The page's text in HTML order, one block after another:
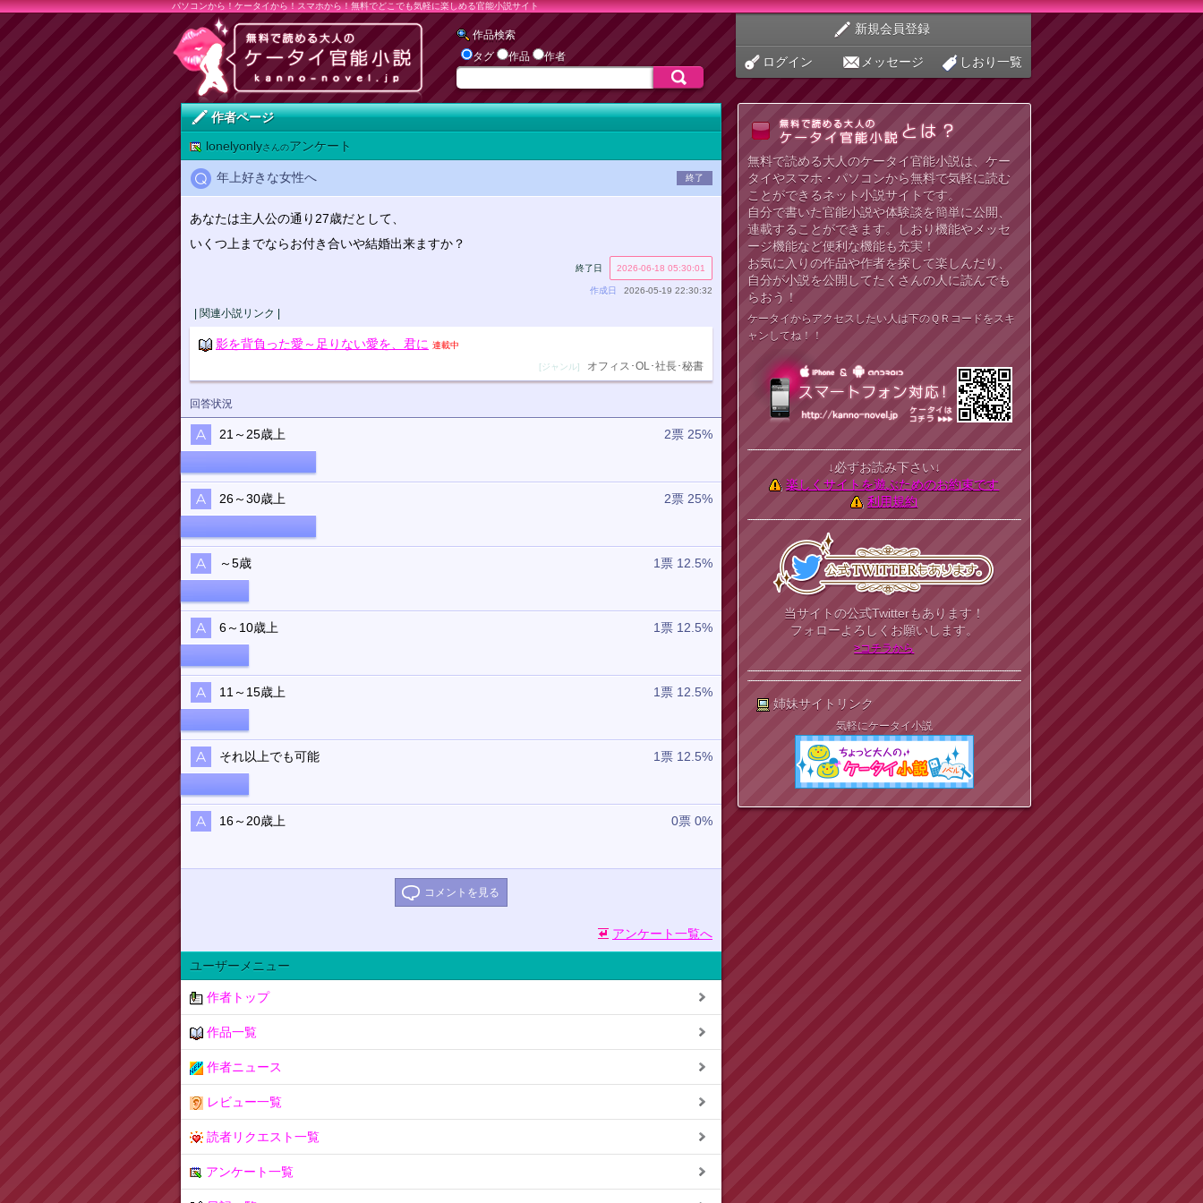
パソコンから！ケータイから！スマホから！無料でどこでも気軽に楽しめる官能小説サイト
作品検索
タグ
作品 作者
新規会員登録
ログイン メッセージ しおり一覧
作者ページ
lonelyonlyさんのアンケート
年上好きな女性へ 終了
あなたは主人公の通り27歳だとして、
いくつ上までならお付き合いや結婚出来ますか？
終了日 2026-06-18 05:30:01
作成日 2026-05-19 22:30:32
| 関連小説リンク |
影を背負った愛～足りない愛を、君に 連載中
[ジャンル] オフィス･OL･社長･秘書
回答状況
21～25歳上 2票 25%
26～30歳上 2票 25%
～5歳 1票 12.5%
6～10歳上 1票 12.5%
11～15歳上 1票 12.5%
それ以上でも可能 1票 12.5%
16～20歳上 0票 0%
コメントを見る
アンケート一覧へ
ユーザーメニュー
作者トップ
作品一覧
作者ニュース
レビュー一覧
読者リクエスト一覧
アンケート一覧
無料で読める大人のケータイ官能小説は、ケー
タイやスマホ・パソコンから無料で気軽に読む
ことができるネット小説サイトです。
自分で書いた官能小説や体験談を簡単に公開、
連載することができます。しおり機能やメッセ
ージ機能など便利な機能も充実！
お気に入りの作品や作者を探して楽しんだり、
自分が小説を公開してたくさんの人に読んでも
らおう！
ケータイからアクセスしたい人は下のＱＲコードをスキ
ャンしてね！！
↓必ずお読み下さい↓
楽しくサイトを遊ぶためのお約束です
利用規約
当サイトの公式Twitterもあります！
フォローよろしくお願いします。
>コチラから
姉妹サイトリンク
気軽にケータイ小説